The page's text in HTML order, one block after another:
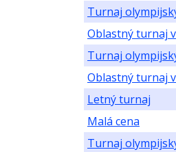
Turnaj
Oblastný turnaj
Turnaj
Oblastný turnaj
Letný turnaj
Malá cena
Turnaj